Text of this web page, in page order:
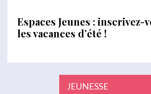
Espaces Jeunes : inscrivez-
les vacances d’été !
JEUNESSE